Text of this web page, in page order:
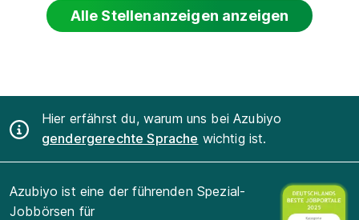
Alle Stellenanzeigen anzeigen
Hier erfährst du, warum uns bei Azubiyo
gendergerechte Sprache wichtig ist.
Azubiyo ist eine der führenden Spezial-
Jobbörsen für